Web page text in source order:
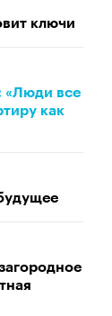
ключи
«Люди все
как